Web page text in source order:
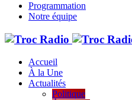
Programmation
Notre équipe
Accueil
À la Une
Actualités
Politique